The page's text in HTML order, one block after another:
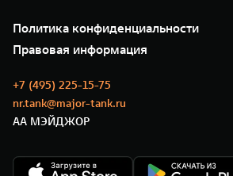
Сервис
Нулевое ТО
Моторные масла
35 лет GWM
GWM ТЕХ ДЕНЬ
Новости
Политика конфиденциальности
Правовая информация
+7 (495) 225-15-75
nr.tank@major-tank.ru
АА МЭЙДЖОР